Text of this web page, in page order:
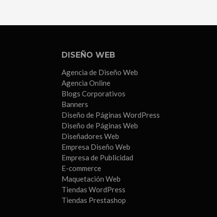
DISEÑO WEB
Agencia de Diseño Web
Agencia Online
Blogs Corporativos
Banners
Diseño de Páginas WordPress
Diseño de Páginas Web
Diseñadores Web
Empresa Diseño Web
Empresa de Publicidad
E-commerce
Maquetación Web
Tiendas WordPress
Tiendas Prestashop